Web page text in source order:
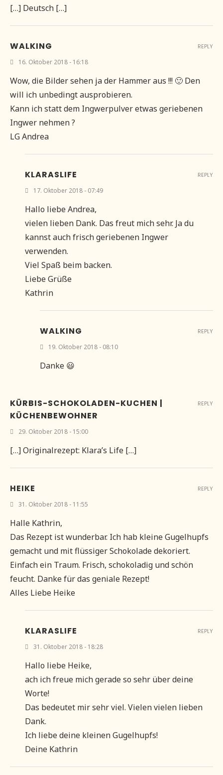
[…] Deutsch […]
WALKING
16. Oktober 2018 - 16:18
Wow, die Bilder sehen ja der Hammer aus !!! 🙂 Den
will ich unbedingt ausprobieren.
Kann ich statt dem Ingwerpulver etwas geriebenen
Ingwer nehmen ?
LG Andrea
REPLY
KLARASLIFE
17. Oktober 2018 - 07:49
Hallo liebe Andrea,
vielen lieben Dank. Das freut mich sehr. Ja du
kannst auch frisch geriebenen Ingwer
verwenden.
Viel Spaß beim backen.
Liebe Grüße
Kathrin
REPLY
WALKING
19. Oktober 2018 - 08:10
Danke 😃
REPLY
KÜRBIS-SCHOKOLADEN-KUCHEN |
KÜCHENBEWOHNER
29. Oktober 2018 - 15:00
[…] Originalrezept: Klara’s Life […]
REPLY
HEIKE
31. Oktober 2018 - 11:55
Halle Kathrin,
Das Rezept ist wunderbar. Ich hab kleine Gugelhupfs
gemacht und mit flüssiger Schokolade dekoriert.
Einfach ein Traum. Frisch, schokoladig und schön
feucht. Danke für das geniale Rezept!
Alles Liebe Heike
REPLY
KLARASLIFE
31. Oktober 2018 - 18:28
Hallo liebe Heike,
ach ich freue mich gerade so sehr über deine
Worte!
Das bedeutet mir sehr viel. Vielen vielen lieben
Dank.
Ich liebe deine kleinen Gugelhupfs!
Deine Kathrin
REPLY